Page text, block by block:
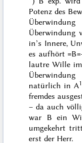
Potenz des
Überwindung
in’s Innere,
es aufhört
lautre Wille
natürlich in A1
fremdes
– da auch
war B ein
umgekehrt
erst der Herr.